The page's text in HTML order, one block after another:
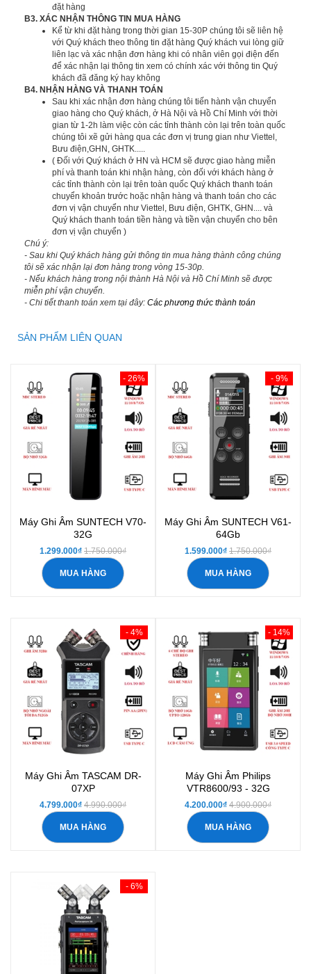
đặt hàng
B3. XÁC NHẬN THÔNG TIN MUA HÀNG
Kể từ khi đặt hàng trong thời gian 15-30P chúng tôi sẽ liên hệ
với Quý khách theo thông tin đặt hàng Quý khách vui lòng giữ
liên lạc và xác nhận đơn hàng khi có nhân viên gọi điện đến
để xác nhận lại thông tin xem có chính xác với thông tin Quý
khách đã đăng ký hay không
B4. NHẬN HÀNG VÀ THANH TOÁN
Sau khi xác nhận đơn hàng chúng tôi tiến hành vận chuyển
giao hàng cho Quý khách, ở Hà Nội và Hồ Chí Minh với thời
gian từ 1-2h làm việc còn các tỉnh thành còn lại trên toàn quốc
chúng tôi xẽ gửi hàng qua các đơn vị trung gian như Viettel,
Bưu điện,GHN, GHTK.....
( Đối với Quý khách ở HN và HCM sẽ được giao hàng miễn
phí và thanh toán khi nhận hàng, còn đối với khách hàng ở
các tỉnh thành còn lại trên toàn quốc Quý khách thanh toán
chuyển khoản trước hoặc nhận hàng và thanh toán cho các
đơn vị vận chuyển như Viettel, Bưu điện, GHTK, GHN.... và
Quý khách thanh toán tiền hàng và tiền vận chuyển cho bên
đơn vị vận chuyển )
Chú ý:
- Sau khi Quý khách hàng gửi thông tin mua hàng thành công chúng
tôi sẽ xác nhận lại đơn hàng trong vòng 15-30p.
- Nếu khách hàng trong nội thành Hà Nội và Hồ Chí Minh sẽ được
miễn phí vận chuyển.
- Chi tiết thanh toán xem tại đây: Các phương thức thành toán
SẢN PHẨM LIÊN QUAN
- 26%
Máy Ghi Âm SUNTECH V70-
32G
1.299.000₫ 1.750.000₫
MUA HÀNG
- 9%
Máy Ghi Âm SUNTECH V61-
64Gb
1.599.000₫ 1.750.000₫
MUA HÀNG
- 4%
Máy Ghi Âm TASCAM DR-
07XP
4.799.000₫ 4.990.000₫
MUA HÀNG
- 14%
Máy Ghi Âm Philips
VTR8600/93 - 32G
4.200.000₫ 4.900.000₫
MUA HÀNG
- 6%